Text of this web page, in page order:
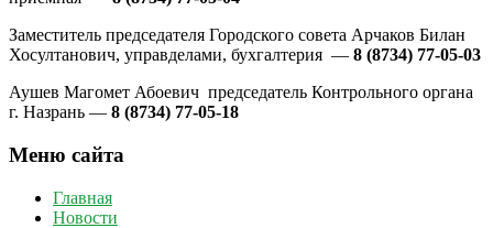
Заместитель председателя Городского совета Арчаков Билан
Хосултанович, управделами, бухгалтерия — 8 (8734) 77-05-03
Аушев Магомет Абоевич председатель Контрольного органа
г. Назрань — 8 (8734) 77-05-18
Меню сайта
Главная
Новости